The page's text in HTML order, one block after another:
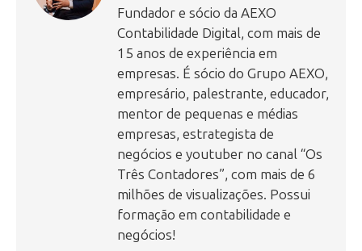
Fundador e sócio da AEXO
Contabilidade Digital, com mais de
15 anos de experiência em
empresas. É sócio do Grupo AEXO,
empresário, palestrante, educador,
mentor de pequenas e médias
empresas, estrategista de
negócios e youtuber no canal “Os
Três Contadores”, com mais de 6
milhões de visualizações. Possui
formação em contabilidade e
negócios!